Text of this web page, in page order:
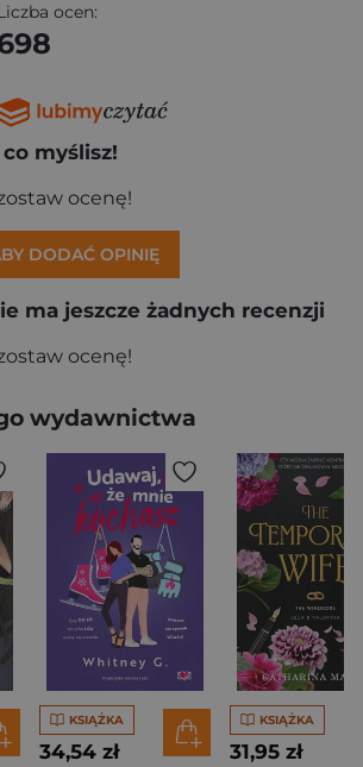
ocen:
myślisz!
ocenę!
DODAĆ OPINIĘ
ma jeszcze żadnych recenzji
ocenę!
wydawnictwa
KSIĄŻKA
34,54 zł
KSIĄŻKA
31,95 zł